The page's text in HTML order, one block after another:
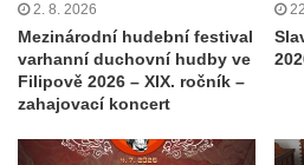
2. 8. 2026
Mezinárodní hudební festival
varhanní duchovní hudby ve
Filipově 2026 – XIX. ročník –
zahajovací koncert